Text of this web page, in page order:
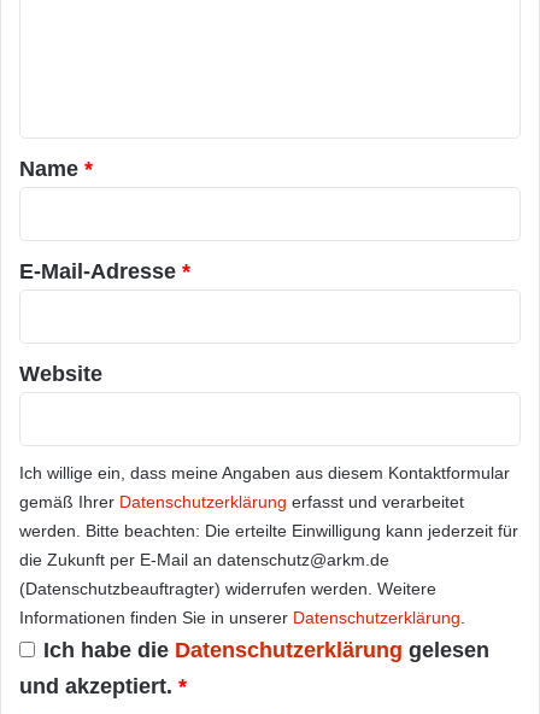
a
r
*
Name *
E-Mail-Adresse *
Website
Ich willige ein, dass meine Angaben aus diesem Kontaktformular
gemäß Ihrer Datenschutzerklärung erfasst und verarbeitet
werden. Bitte beachten: Die erteilte Einwilligung kann jederzeit für
die Zukunft per E-Mail an datenschutz@arkm.de
(Datenschutzbeauftragter) widerrufen werden. Weitere
Informationen finden Sie in unserer Datenschutzerklärung
Ich habe die Datenschutzerklärung gelesen
und akzeptiert. *